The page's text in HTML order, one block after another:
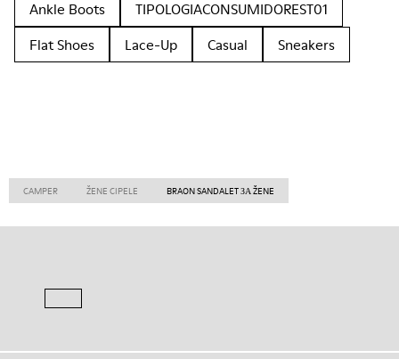
Ankle Boots
TIPOLOGIACONSUMIDOREST01
Flat Shoes
Lace-Up Casual Sneakers
CAMPER ŽENE CIPELE BRAON SANDALET ЗА ŽENE